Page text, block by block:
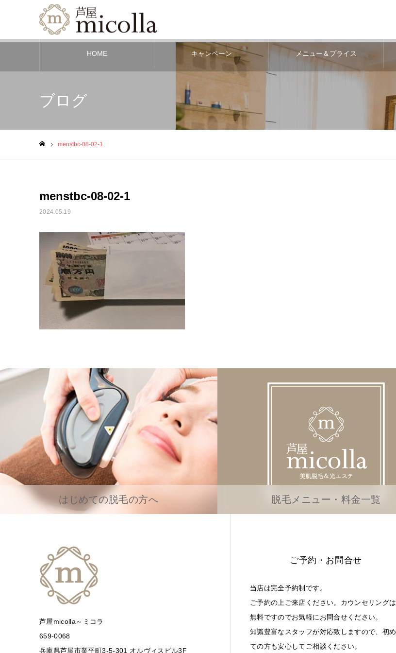
HOME キャンペーン メニュー＆プライス
ブログ
menstbc-08-02-1
menstbc-08-02-1
2024.05.19
はじめての脱毛の方へ 脱毛メニュー・料金一覧
芦屋micolla～ミコラ
659-0068
兵庫県芦屋市業平町3-5-301 オルヴィスビル3F
ご予約・お問合せ
当店は完全予約制です。
ご予約の上ご来店ください。カウンセリングは
無料ですのでお気軽にお問合せください。
知識豊富なスタッフが対応致しますので、初め
ての方も安心してご相談ください。